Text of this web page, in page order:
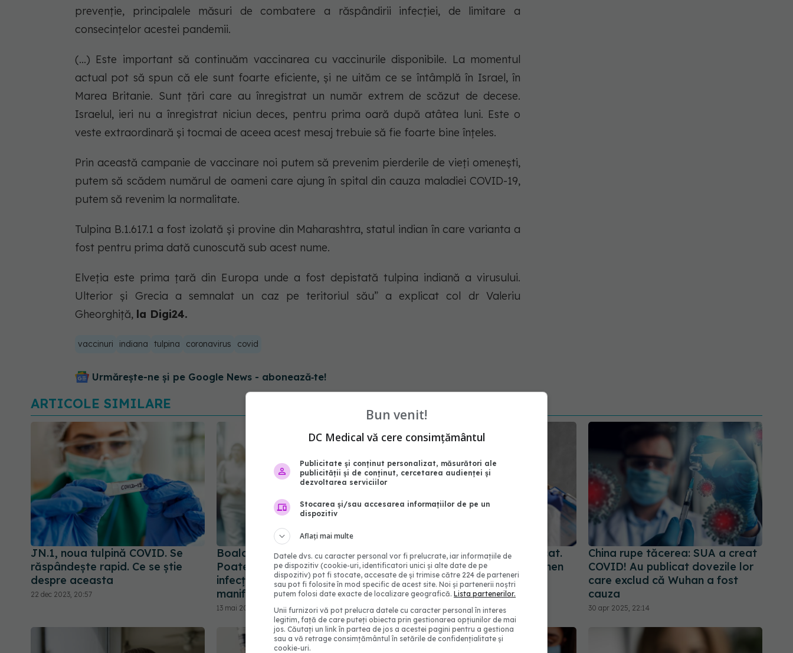
prevenție, principalele măsuri de combatere a răspândirii infecției, de limitare a
consecințelor acestei pandemii.
(...) Este important să continuăm vaccinarea cu vaccinurile disponibile. La momentul
actual pot să spun că ele sunt foarte eficiente, și ne uităm ce se întâmplă în Israel, în
Marea Britanie. Sunt țări care au înregistrat un număr extrem de scăzut de decese.
Israelul, ieri nu a înregistrat niciun deces, pentru prima oară după atâtea luni. Este o
veste extraordinară și tocmai de aceea acest mesaj trebuie să fie foarte bine înțeles.
Prin această campanie de vaccinare noi putem să prevenim pierderile de vieți omenești,
putem să scădem numărul de oameni care ajung în spital din cauza maladiei COVID-19,
putem să revenim la normalitate.
Tulpina B.1.617.1 a fost izolată și provine din Maharashtra, statul indian în care varianta a
fost pentru prima dată cunoscută sub acest nume.
Elveția este prima țară din Europa unde a fost depistată tulpina indiană a virusului.
Ulterior și Grecia a semnalat un caz pe teritoriul său” a explicat col dr Valeriu
Gheorghiță, la Digi24.
vaccinuri indiana tulpina coronavirus covid
Urmărește-ne și pe Google News - abonează‑te!
ARTICOLE SIMILARE
JN.1, noua tulpină COVID. Se
răspândește rapid. Ce se știe
despre aceasta
22 dec 2023, 20:57
Boala fatală asociată cu COVID.
Poate fi declanșată și de
infecțiile ușoare. Cum se
manifestă
13 mai 2024, 08:44
Long-COVID, subdiagnosticat.
Simptomele infecției pe termen
lung, ignorate
18 aug 2024, 13:32
China rupe tăcerea: SUA a creat
COVID! Au publicat dovezile lor
care exclud că Wuhan a fost
cauza
30 apr 2025, 22:14
Bun venit!
DC Medical vă cere consimțământul
Publicitate și conținut personalizat, măsurători ale
publicității și de conținut, cercetarea audienței și
dezvoltarea serviciilor
Stocarea și/sau accesarea informațiilor de pe un
dispozitiv
Aflați mai multe
Datele dvs. cu caracter personal vor fi prelucrate, iar informațiile de
pe dispozitiv (cookie-uri, identificatori unici și alte date de pe
dispozitiv) pot fi stocate, accesate de și trimise către 224 de parteneri
sau pot fi folosite în mod specific de acest site. Noi și partenerii noștri
putem folosi date exacte de localizare geografică. Lista partenerilor.
Unii furnizori vă pot prelucra datele cu caracter personal în interes
legitim, față de care puteți obiecta prin gestionarea opțiunilor de mai
jos. Căutați un link în partea de jos a acestei pagini pentru a gestiona
sau a vă retrage consimțământul în setările de confidențialitate și
cookie-uri.